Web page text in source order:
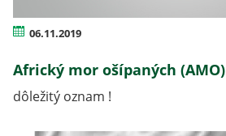
06.11.2019
Africký mor ošípaných (AMO)
dôležitý oznam !